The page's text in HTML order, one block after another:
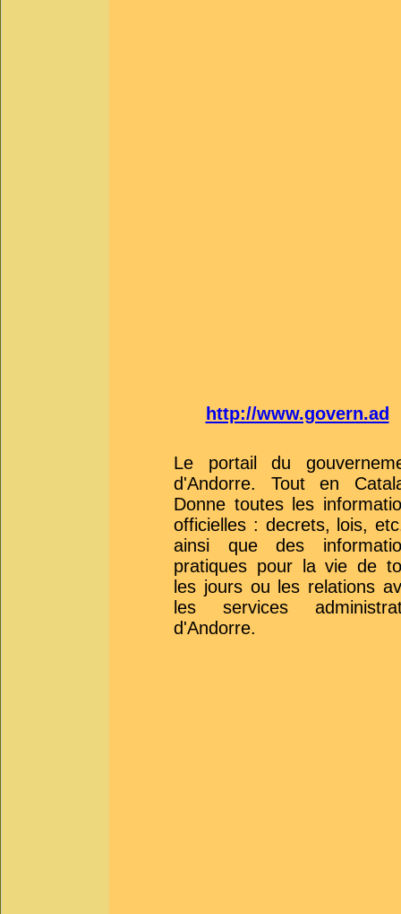
http://www.govern.ad
Le portail du
d'Andorre. Tout en
Donne toutes les
officielles : decrets, lois,
ainsi que des
pratiques pour la vie de
les jours ou les relations
les services
d'Andorre.